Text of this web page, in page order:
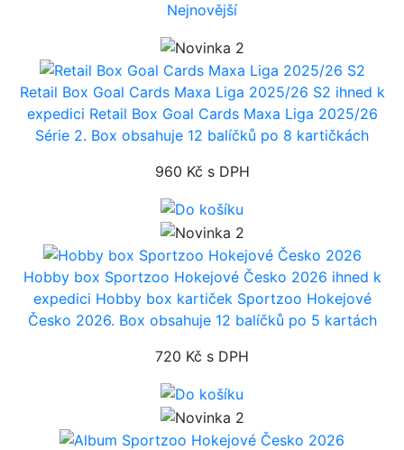
Nejnovější
Retail Box Goal Cards Maxa Liga 2025/26 S2 ihned k
expedici Retail Box Goal Cards Maxa Liga 2025/26
Série 2. Box obsahuje 12 balíčků po 8 kartičkách
960 Kč s DPH
Hobby box Sportzoo Hokejové Česko 2026 ihned k
expedici Hobby box kartiček Sportzoo Hokejové
Česko 2026. Box obsahuje 12 balíčků po 5 kartách
720 Kč s DPH